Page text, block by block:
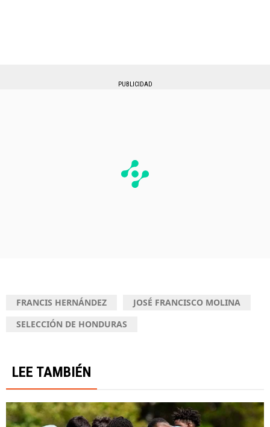
PUBLICIDAD
FRANCIS HERNÁNDEZ
JOSÉ FRANCISCO MOLINA
SELECCIÓN DE HONDURAS
LEE TAMBIÉN